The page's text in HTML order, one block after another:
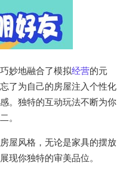
妙地融合了模拟经营的元
了为自己的房屋注入个性化
。独特的互动玩法不断为你
。
屋风格，无论是家具的摆放
现你独特的审美品位。